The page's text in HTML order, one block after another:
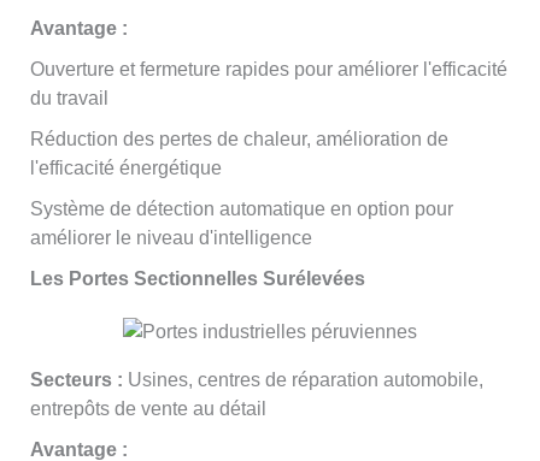
Avantage :
Ouverture et fermeture rapides pour améliorer l'efficacité
du travail
Réduction des pertes de chaleur, amélioration de
l'efficacité énergétique
Système de détection automatique en option pour
améliorer le niveau d'intelligence
Les Portes Sectionnelles Surélevées
Secteurs : Usines, centres de réparation automobile,
entrepôts de vente au détail
Avantage :